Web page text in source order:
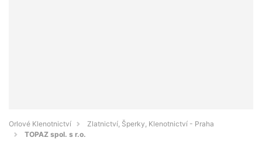
Orlové Klenotnictví
Zlatnictví, Šperky, Klenotnictví - Praha
TOPAZ spol. s r.o.